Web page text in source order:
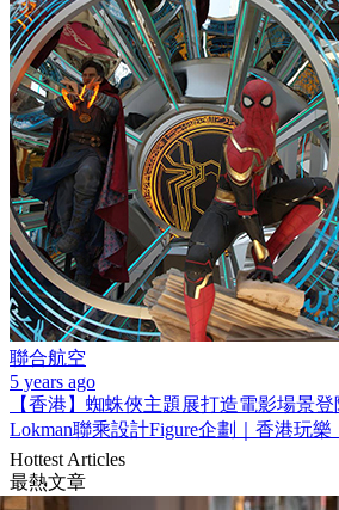
聯合航空
5 years ago
【香港】蜘蛛俠主題展打造電影場景
Lokman聯乘設計Figure企劃｜香港玩樂
Hottest Articles
最熱文章